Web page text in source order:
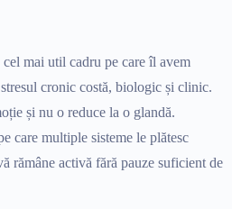
mai util cadru pe care îl avem
cronic costă, biologic și clinic.
și nu o reduce la o glandă.
care multiple sisteme le plătesc
rămâne activă fără pauze suficient de